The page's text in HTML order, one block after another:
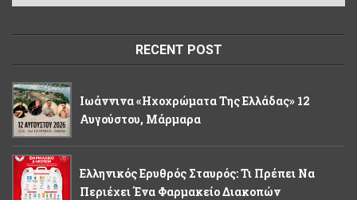
RECENT POST
Ιωάννινα «Ηχοχρώματα Της Ελλάδας» 12
Αυγούστου, Μάρμαρα
Ελληνικός Ερυθρός Σταυρός: Τι Πρέπει Να
Περιέχει Ένα Φαρμακείο Διακοπών